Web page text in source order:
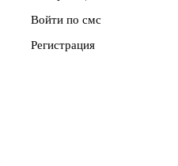
Войти по смс
Регистрация